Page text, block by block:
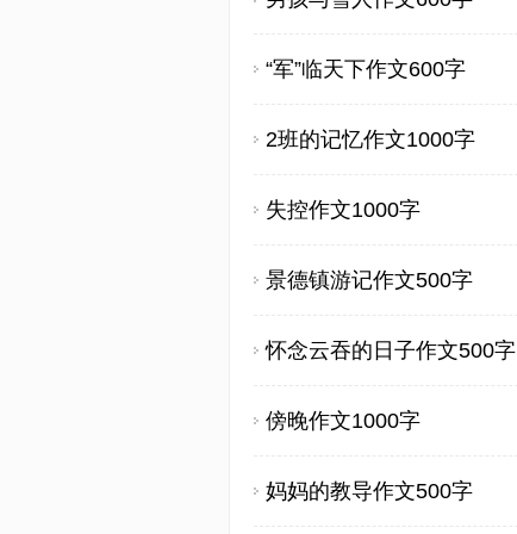
“军”临天下作文600字
2班的记忆作文1000字
失控作文1000字
景德镇游记作文500字
怀念云吞的日子作文500字
傍晚作文1000字
妈妈的教导作文500字